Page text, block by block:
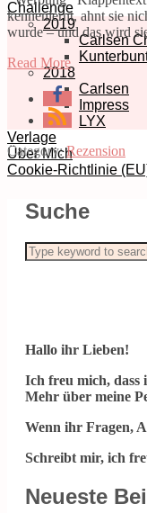
Challenge
2019
Carlsen
2018
Carlsen
Impress
LYX
Verlage
Über Mich
Cookie-Richtlinie
kennenlernt, ahnt sie
wurde – und das wird
Read More
Category:Rezension
Suche
Hallo ihr Lieben!
Ich freu mich, dass
Mehr über meine
Wenn ihr Fragen,
Schreibt mir, ich
Neueste